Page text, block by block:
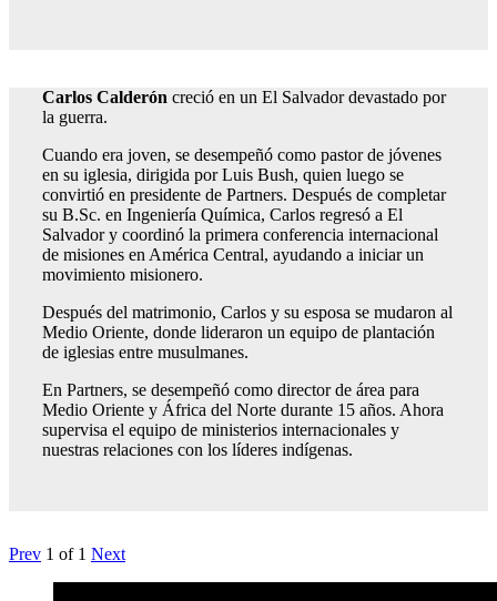
Carlos Calderón creció en un El Salvador devastado por
la guerra.
Cuando era joven, se desempeñó como pastor de jóvenes
en su iglesia, dirigida por Luis Bush, quien luego se
convirtió en presidente de Partners. Después de completar
su B.Sc. en Ingeniería Química, Carlos regresó a El
Salvador y coordinó la primera conferencia internacional
de misiones en América Central, ayudando a iniciar un
movimiento misionero.
Después del matrimonio, Carlos y su esposa se mudaron al
Medio Oriente, donde lideraron un equipo de plantación
de iglesias entre musulmanes.
En Partners, se desempeñó como director de área para
Medio Oriente y África del Norte durante 15 años. Ahora
supervisa el equipo de ministerios internacionales y
nuestras relaciones con los líderes indígenas.
Prev 1 of 1 Next